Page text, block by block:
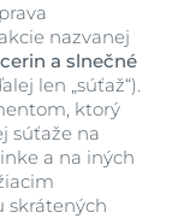
nazvanej
a slnečné
len „súťaž“).
ktorý
súťaže na
a na iných
skrátených